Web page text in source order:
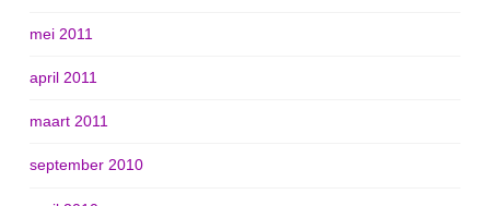
mei 2011
april 2011
maart 2011
september 2010